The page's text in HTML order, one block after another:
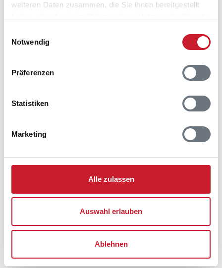
weiteren Daten zusammen, die Sie ihnen bereitgestellt
Notwendig
Präferenzen
Statistiken
Marketing
Alle zulassen
Auswahl erlauben
Ablehnen
Wald an der Ostseeküste der Apfelinsel Æbelø
Alexander Geh
aktualisiert am 10.02.2026